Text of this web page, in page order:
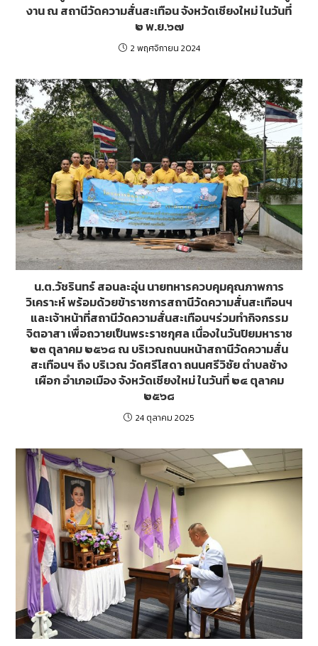
งาน ณ สถานีวัดความสั่นสะเทือน จังหวัดเชียงใหม่ ในวันที่
๒ พ.ย.๖๗
2 พฤศจิกายน 2024
น.ต.วัชรินทร์ สอนละอุ่น นายทหารควบคุมคุณภาพการ
วิเคราะห์ พร้อมด้วยข้าราชการสถานีวัดความสั่นสะเทือนฯ
และเจ้าหน้าที่สถานีวัดความสั่นสะเทือนฯร่วมทำกิจกรรม
จิตอาสา เพื่อถวายเป็นพระราชกุศล เนื่องในวันปิยมหาราช
๒๓ ตุลาคม ๒๕๖๘ ณ บริเวณถนนหน้าสถานีวัดความสั่น
สะเทือนฯ ถึง บริเวณ วัดศรีโสดา ถนนศรีวิชัย ตำบลช้าง
เผือก อำเภอเมือง จังหวัดเชียงใหม่ ในวันที่ ๒๔ ตุลาคม
๒๕๖๘
24 ตุลาคม 2025